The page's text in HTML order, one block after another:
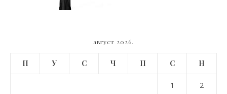
август 2026.
П У С Ч П С Н
1 2